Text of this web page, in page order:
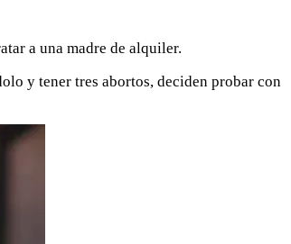
a una madre de alquiler.
y tener tres abortos, deciden probar con